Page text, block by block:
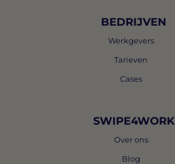
BEDRIJVEN
Werkgevers
Tarieven
Cases
SWIPE4WORK
Over ons
Blog